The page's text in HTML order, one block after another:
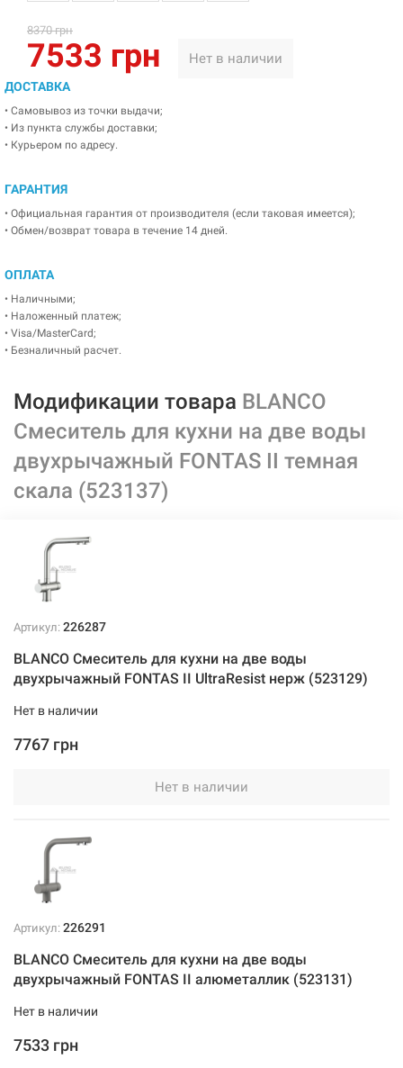
8370 грн
7533 грн Нет в наличии
ДОСТАВКА
• Самовывоз из точки выдачи;
• Из пункта службы доставки;
• Курьером по адресу.
ГАРАНТИЯ
• Официальная гарантия от производителя (если таковая имеется);
• Обмен/возврат товара в течение 14 дней.
ОПЛАТА
• Наличными;
• Наложенный платеж;
• Visa/MasterCard;
• Безналичный расчет.
Модификации товара BLANCO
Смеситель для кухни на две воды
двухрычажный FONTAS II темная
скала (523137)
Артикул: 226287
BLANCO Смеситель для кухни на две воды
двухрычажный FONTAS II UltraResist нерж (523129)
Нет в наличии
7767 грн
Нет в наличии
Артикул: 226291
BLANCO Смеситель для кухни на две воды
двухрычажный FONTAS II алюметаллик (523131)
Нет в наличии
7533 грн